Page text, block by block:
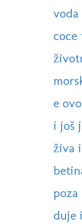
voda
e
i još
živa
poza
duje